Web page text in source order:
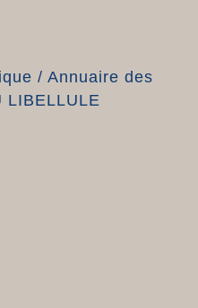
/ Annuaire des
LIBELLULE